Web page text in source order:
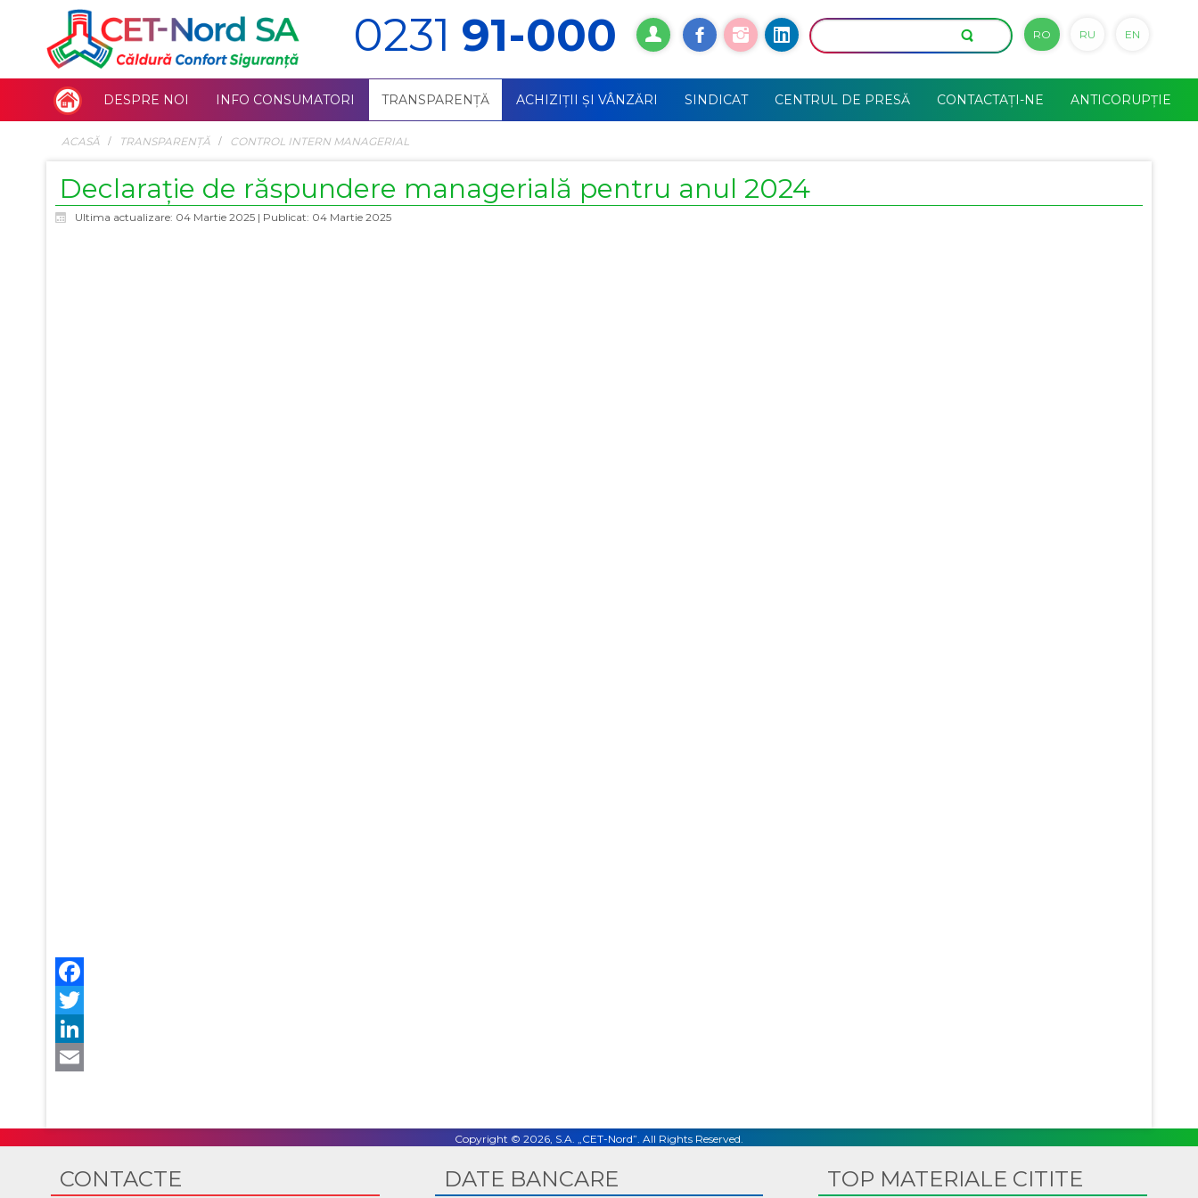
RO RU EN
0231 91-000
DESPRE NOI INFO CONSUMATORI TRANSPARENȚĂ ACHIZIŢII ŞI VÂNZĂRI SINDICAT СENTRUL DE PRESĂ CONTACTAȚI-NE ANTICORUPȚIE
ACASĂ TRANSPARENȚĂ CONTROL INTERN MANAGERIAL
Declarație de răspundere managerială pentru anul 2024
Ultima actualizare: 04 Martie 2025 | Publicat: 04 Martie 2025
Copyright © 2026, S.A. „CET-Nord”. All Rights Reserved.
CONTACTE DATE BANCARE TOP MATERIALE CITITE